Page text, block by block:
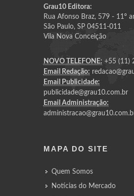
Grau10 Editora:
Rua Afonso Braz, 579 - 11º
São Paulo, SP 04511-011
Vila Nova Conceição
NOVO TELEFONE: +55 (11)
Email Redação:
Email Publicidade:
publicidade@grau10.com.br
Email Administração:
MAPA DO SITE
Quem Somos
Notícias do Mercado